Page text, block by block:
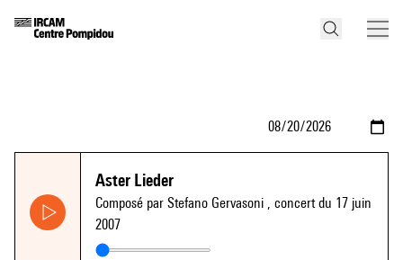
Aster Lieder
Composé par Stefano Gervasoni , concert du 17 juin
2007